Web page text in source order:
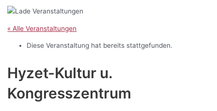
« Alle Veranstaltungen
Diese Veranstaltung hat bereits stattgefunden.
Hyzet-Kultur u.
Kongresszentrum